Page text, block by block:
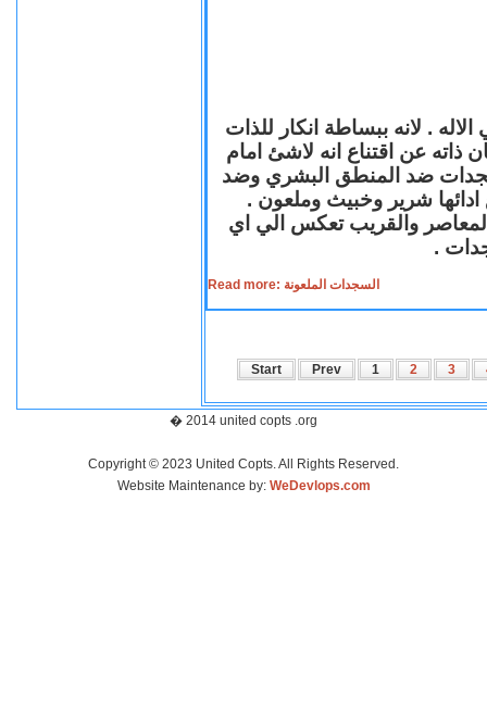
. لانه ببساطة انكار للذات
ذاته عن اقتناع انه لاشئ امام
ضد المنطق البشري وضد
ادائها شرير وخبيث وملعون .
المعاصر والقريب تعكس الي اي
.
Read more: السجدات الملعونة
Start Prev 1 2 3
� 2014 united copts .org
Copyright © 2023 United Copts. All Rights Reserved.
Website Maintenance by: WeDevlops.com